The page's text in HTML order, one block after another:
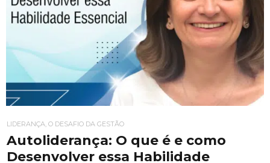
LIDERANÇA, O DESAFIO DA GESTÃO
Autoliderança: O que é e como
Desenvolver essa Habilidade